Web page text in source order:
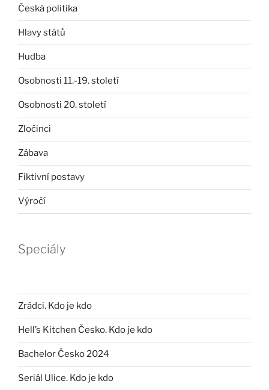
Česká politika
Hlavy států
Hudba
Osobnosti 11.-19. století
Osobnosti 20. století
Zločinci
Zábava
Fiktivní postavy
Výročí
Speciály
Zrádci. Kdo je kdo
Hell’s Kitchen Česko. Kdo je kdo
Bachelor Česko 2024
Seriál Ulice. Kdo je kdo